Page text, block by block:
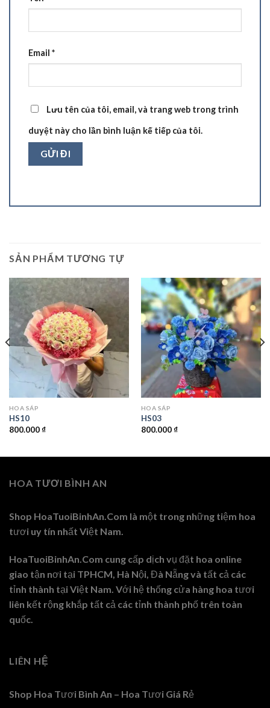
Email *
Lưu tên của tôi, email, và trang web trong trình
duyệt này cho lần bình luận kế tiếp của tôi.
SẢN PHẨM TƯƠNG TỰ
HOA SÁP
HS10
800.000₫
HOA SÁP
HS03
800.000₫
HOA TƯƠI BÌNH AN
Shop HoaTuoiBinhAn.Com là một trong những tiệm hoa
tươi uy tín nhất Việt Nam.
HoaTuoiBinhAn.Com cung cấp dịch vụ đặt hoa online
giao tận nơi tại TPHCM, Hà Nội, Đà Nẵng và tất cả các
tỉnh thành tại Việt Nam. Với hệ thống cửa hàng hoa tươi
liên kết rộng khắp tất cả các tỉnh thành phố trên toàn
quốc.
LIÊN HỆ
Shop Hoa Tươi Bình An – Hoa Tươi Giá Rẻ